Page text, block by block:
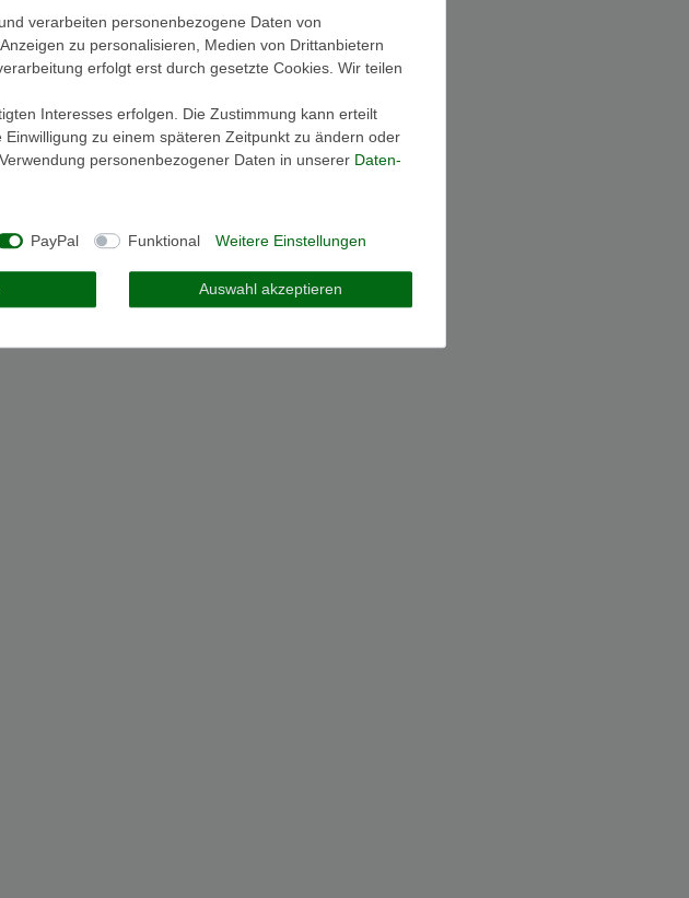
verarbeiten personenbezogene Daten von
zu personalisieren, Medien von Drittanbietern
erfolgt erst durch gesetzte Cookies. Wir teilen
Interesses erfolgen. Die Zustimmung kann erteilt
zu einem späteren Zeitpunkt zu ändern oder
personenbezogener Daten in unserer Daten­
PayPal Funktional Weitere Einstellungen
Auswahl akzeptieren